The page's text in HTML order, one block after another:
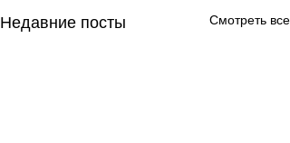
Недавние посты Смотреть все